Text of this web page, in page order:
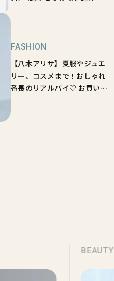
FASHION
【八木アリサ】夏服やジュエ
リー、コスメまで！おしゃれ
番長のリアルバイ♡ お買い物
BEAUTY